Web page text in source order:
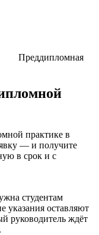
Преддипломная
практике в
— и получите
в срок и с
студентам
указания оставляют
руководитель ждёт